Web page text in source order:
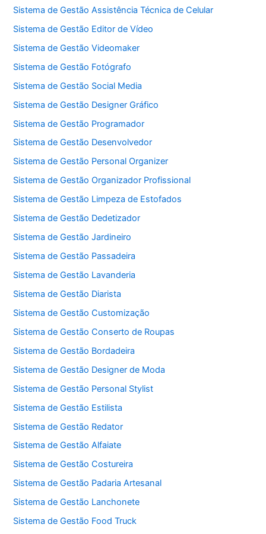
Sistema de Gestão Assistência Técnica de Celular
Sistema de Gestão Editor de Vídeo
Sistema de Gestão Videomaker
Sistema de Gestão Fotógrafo
Sistema de Gestão Social Media
Sistema de Gestão Designer Gráfico
Sistema de Gestão Programador
Sistema de Gestão Desenvolvedor
Sistema de Gestão Personal Organizer
Sistema de Gestão Organizador Profissional
Sistema de Gestão Limpeza de Estofados
Sistema de Gestão Dedetizador
Sistema de Gestão Jardineiro
Sistema de Gestão Passadeira
Sistema de Gestão Lavanderia
Sistema de Gestão Diarista
Sistema de Gestão Customização
Sistema de Gestão Conserto de Roupas
Sistema de Gestão Bordadeira
Sistema de Gestão Designer de Moda
Sistema de Gestão Personal Stylist
Sistema de Gestão Estilista
Sistema de Gestão Redator
Sistema de Gestão Alfaiate
Sistema de Gestão Costureira
Sistema de Gestão Padaria Artesanal
Sistema de Gestão Lanchonete
Sistema de Gestão Food Truck